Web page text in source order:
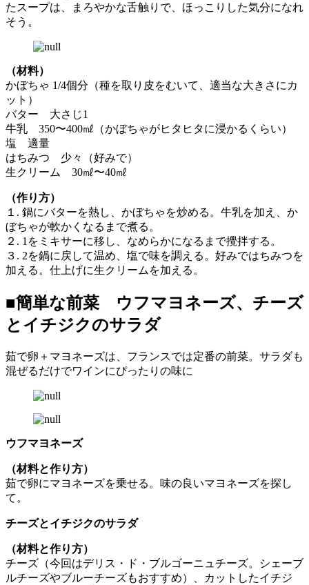
たスープは、まろやかな舌触りで、ほっこりした気分になれ
そう。
（材料）
かぼちゃ 1/4個分（種を取り皮をむいて、適当な大きさにカ
ット）
バター 大さじ1
牛乳 350〜400㎖（かぼちゃがヒタヒタに浸かるくらい）
塩 適量
はちみつ 少々（好みで）
生クリーム 30㎖〜40㎖
（作り方）
１. 鍋にバターを熱し、かぼちゃを炒める。牛乳を加え、か
ぼちゃが軟かくなるまで煮る。
２. 1をミキサーに移し、なめらかになるまで攪拌する。
３. 2を鍋に戻して温め、塩で味を調える。好みではちみつを
加える。仕上げに生クリームを加える。
■簡単な前菜 ウフマヨネーズ、チーズ
とイチジクのサラダ
茹で卵＋マヨネーズは、フランスでは定番の前菜。サラダも
混ぜるだけでワインにぴったりの味に
ウフマヨネーズ
（材料と作り方）
茹で卵にマヨネーズを乗せる。味の良いマヨネーズを探し
て。
チーズとイチジクのサラダ
（材料と作り方）
チーズ（今回はデリス・ド・ブルゴーニュチーズ。シェーブ
ルチーズやブルーチーズもおすすめ）、カットしたイチジ